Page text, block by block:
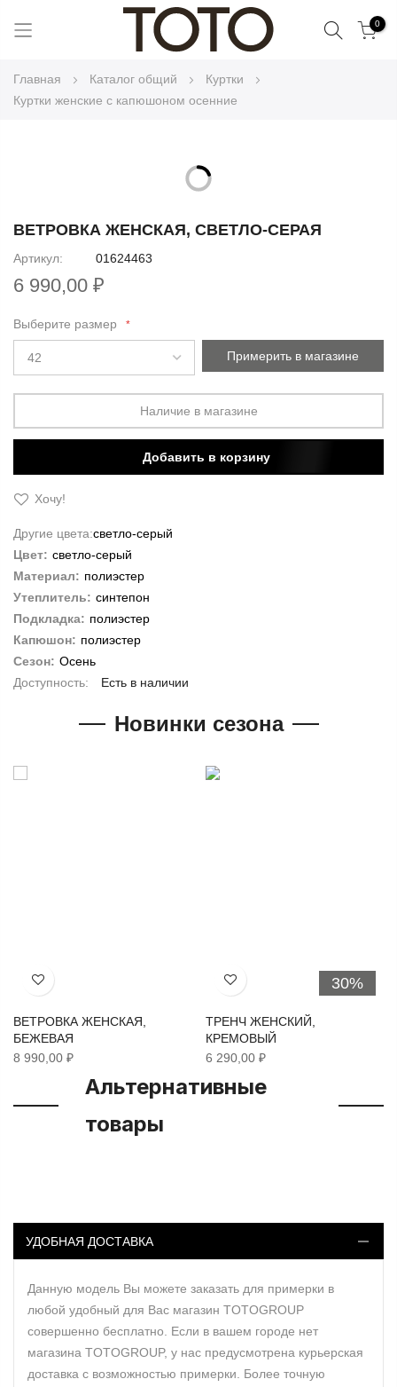
Поиск0
Content
Главная Каталог общий
Куртки
Куртки женские с капюшоном осенние
end
of
the
gallery
to
beginning
of
images
gallery
ВЕТРОВКА ЖЕНСКАЯ, СВЕТЛО-СЕРАЯ
Артикул 01624463
6 990,00 ₽
Выберите размер
Примерить в магазине
Наличие в магазине
Добавить в корзину
Хочу!
Другие цвета:светло-серый
Цвет: светло-серый
Материал: полиэстер
Утеплитель: синтепон
Подкладка: полиэстер
Капюшон: полиэстер
Сезон: Осень
Есть в наличии
Новинки сезона
Хочу!
ВЕТРОВКА ЖЕНСКАЯ,
БЕЖЕВАЯ
8 990,00 ₽
30%
Хочу!
ТРЕНЧ ЖЕНСКИЙ,
КРЕМОВЫЙ
6 290,00 ₽
Альтернативные
товары
УДОБНАЯ ДОСТАВКА
Данную модель Вы можете заказать для примерки в
любой удобный для Вас магазин TOTOGROUP
совершенно бесплатно. Если в вашем городе нет
магазина TOTOGROUP, у нас предусмотрена курьерская
доставка с возможностью примерки. Более точную